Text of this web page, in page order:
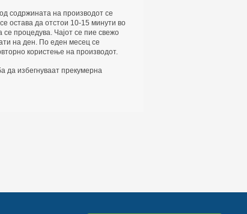
содржината на производот се
остава да отстои 10-15 минути во
процедува. Чајот се пие свежо
на ден. По еден месец се
користење на производот.
да избегнуваат прекумерна